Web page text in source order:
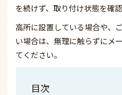
を続けず、取り付け状態を確認
高所に設置している場合や、
い場合は、無理に触らずにメ
てください。
目次